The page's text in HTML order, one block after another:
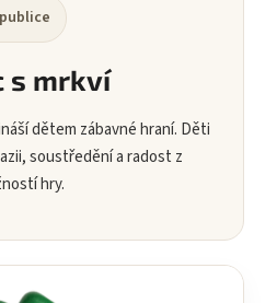
s mrkví
dětem zábavné hraní. Děti
soustředění a radost z
hry.